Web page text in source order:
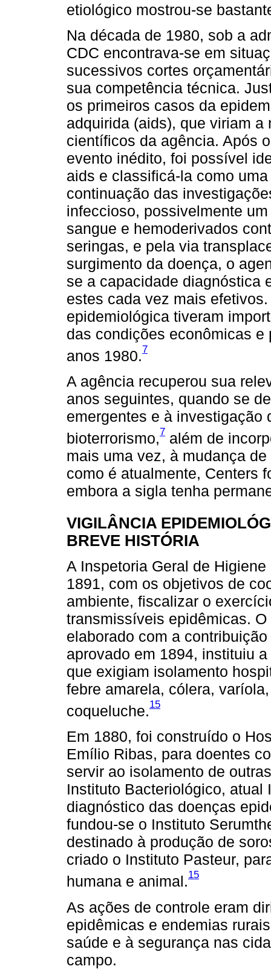
etiológico mostrou-se
Na década de 1980, sob a
CDC encontrava-se em
sucessivos cortes
sua competência técnica.
os primeiros casos da
adquirida (aids), que viriam
científicos da agência. Após
evento inédito, foi possível
aids e classificá-la como
continuação das
infeccioso, possivelmente
sangue e hemoderivados
seringas, e pela via
surgimento da doença, o
se a capacidade diagnóstica
estes cada vez mais
epidemiológica tiveram
das condições econômicas
anos 1980.7
A agência recuperou sua
anos seguintes, quando se
emergentes e à investigação
bioterrorismo,7 além de
mais uma vez, à mudança
como é atualmente, Centers
embora a sigla tenha
VIGILÂNCIA
BREVE HISTÓRIA
A Inspetoria Geral de
1891, com os objetivos de
ambiente, fiscalizar o
transmissíveis epidêmicas.
elaborado com a
aprovado em 1894, instituiu
que exigiam isolamento
febre amarela, cólera,
coqueluche.15
Em 1880, foi construído o
Emílio Ribas, para doentes
servir ao isolamento de
Instituto Bacteriológico, atual
diagnóstico das doenças
fundou-se o Instituto
destinado à produção de
criado o Instituto Pasteur,
humana e animal.15
As ações de controle eram
epidêmicas e endemias
saúde e à segurança nas
campo.